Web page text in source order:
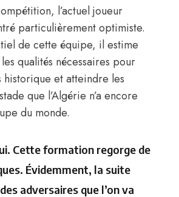
l’actuel joueur
particulièrement optimiste.
de cette équipe, il estime
qualités nécessaires pour
et atteindre les
que l’Algérie n’a encore
du monde.
Cette formation regorge de
Évidemment, la suite
adversaires que l’on va